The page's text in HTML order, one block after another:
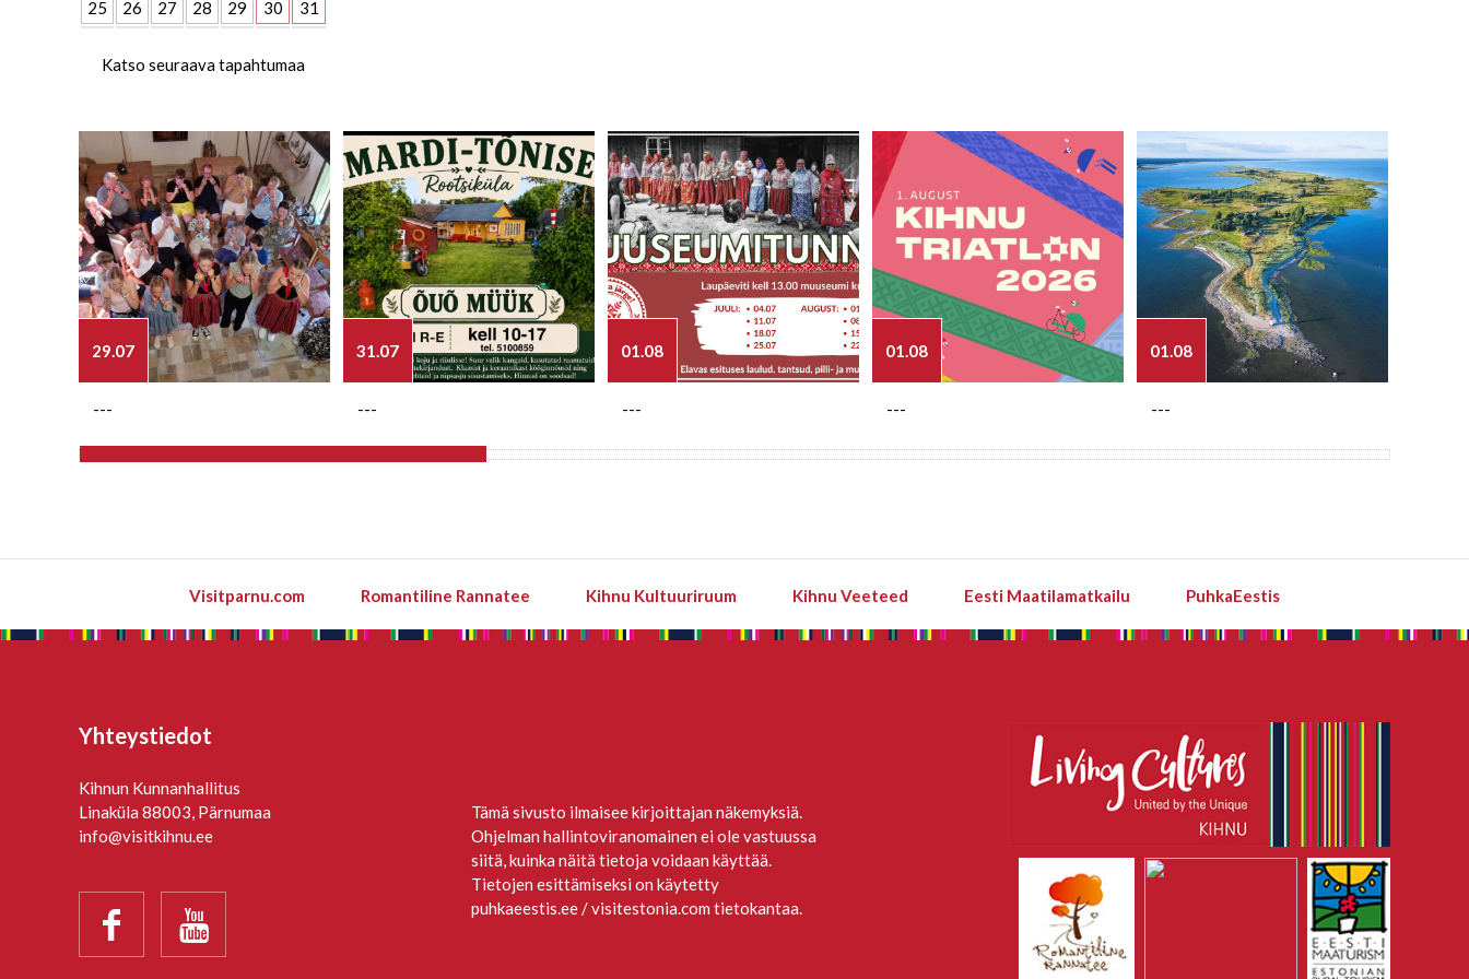
25
26 27 28 29 30 31
Katso seuraava tapahtumaa
29.07
---
31.07
---
01.08
---
01.08
---
01.08
---
Visitparnu.com Romantiline Rannatee Kihnu Kultuuriruum Kihnu Veeteed Eesti Maatilamatkailu PuhkaEestis
Yhteystiedot
Kihnun Kunnanhallitus
Linaküla 88003, Pärnumaa
info@visitkihnu.ee
 
Tämä sivusto ilmaisee kirjoittajan näkemyksiä.
Ohjelman hallintoviranomainen ei ole vastuussa
siitä, kuinka näitä tietoja voidaan käyttää.
Tietojen esittämiseksi on käytetty
puhkaeestis.ee / visitestonia.com tietokantaa.